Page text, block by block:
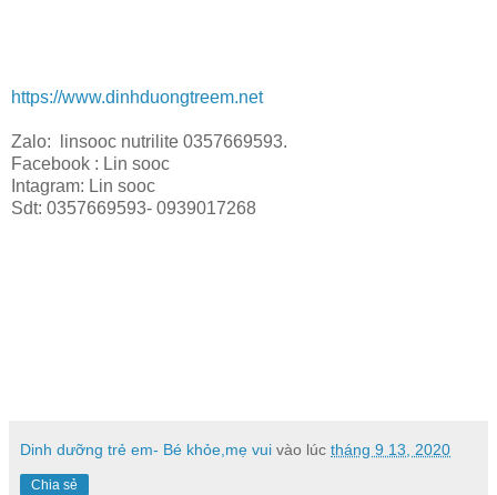
https://www.dinhduongtreem.net
Zalo: linsooc nutrilite 0357669593.
Facebook : Lin sooc
Intagram: Lin sooc
Sdt: 0357669593- 0939017268
Dinh dưỡng trẻ em- Bé khỏe,mẹ vui vào lúc tháng 9 13, 2020
Chia sẻ